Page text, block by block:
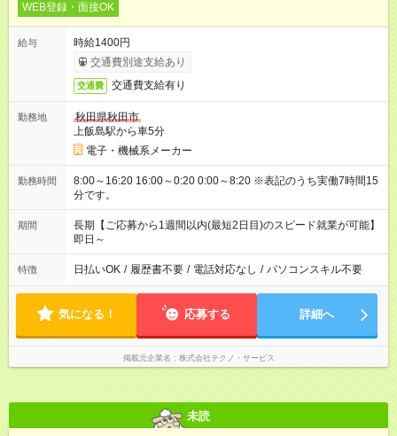
WEB登録・面接OK
給与
時給1400円
交通費別途支給あり
交通費 交通費支給有り
勤務地
秋田県秋田市
上飯島駅から車5分
電子・機械系メーカー
勤務時間
8:00～16:20 16:00～0:20 0:00～8:20 ※表記のうち実働7時間15
分です。
期間
長期【ご応募から1週間以内(最短2日目)のスピード就業が可能】
即日～
特徴 日払いOK / 履歴書不要 / 電話対応なし / パソコンスキル不要
気になる！ 応募する 詳細へ
掲載元企業名 株式会社テクノ・サービス
未読